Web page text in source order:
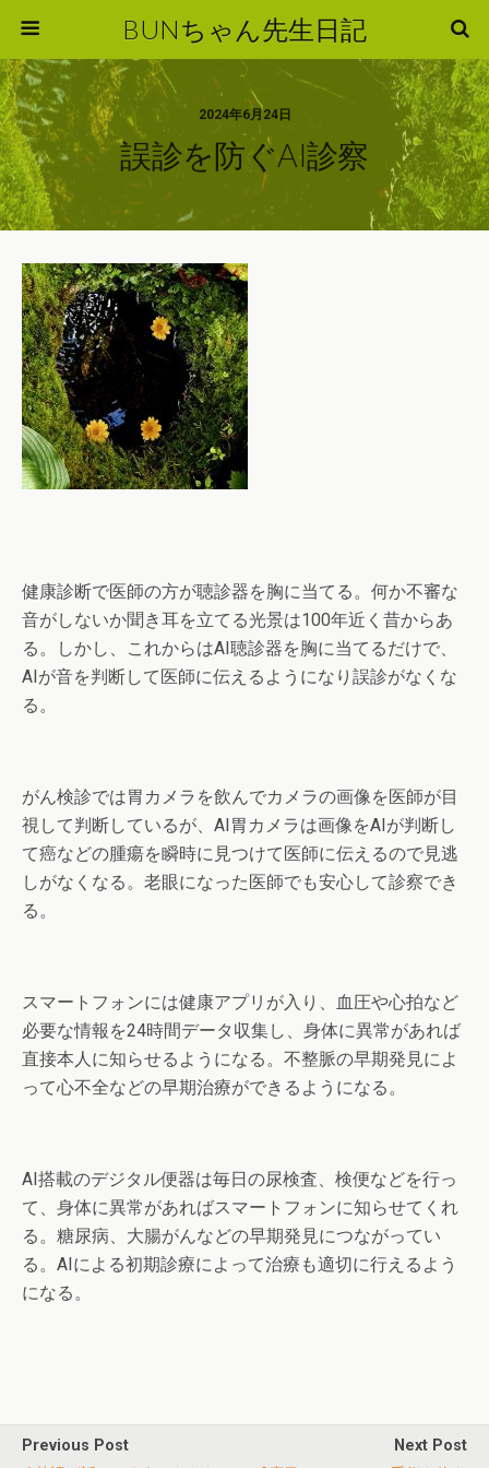
BUNちゃん先生日記
2024年6月24日
誤診を防ぐAI診察
健康診断で医師の方が聴診器を胸に当てる。何か不審な
音がしないか聞き耳を立てる光景は100年近く昔からあ
る。しかし、これからはAI聴診器を胸に当てるだけで、
AIが音を判断して医師に伝えるようになり誤診がなくな
る。
がん検診では胃カメラを飲んでカメラの画像を医師が目
視して判断しているが、AI胃カメラは画像をAIが判断し
て癌などの腫瘍を瞬時に見つけて医師に伝えるので見逃
しがなくなる。老眼になった医師でも安心して診察でき
る。
スマートフォンには健康アプリが入り、血圧や心拍など
必要な情報を24時間データ収集し、身体に異常があれば
直接本人に知らせるようになる。不整脈の早期発見によ
って心不全などの早期治療ができるようになる。
AI搭載のデジタル便器は毎日の尿検査、検便などを行っ
て、身体に異常があればスマートフォンに知らせてくれ
る。糖尿病、大腸がんなどの早期発見につながってい
る。AIによる初期診療によって治療も適切に行えるよう
になる。
Previous Post
Next Post